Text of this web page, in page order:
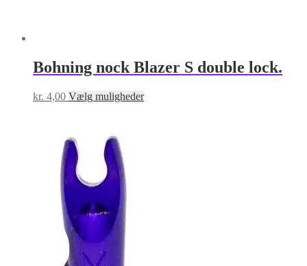
Bohning nock Blazer S double lock.
kr. 4,00 Vælg mulighederDette